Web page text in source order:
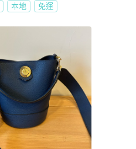
本地 免運